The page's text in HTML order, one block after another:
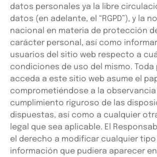
datos personales ya la libre
datos (en adelante, el “RGPD”), y la
nacional en materia de protección
carácter personal, así como
usuarios del sitio web respecto a
condiciones de uso del mismo. Toda
acceda a este sitio web asume el
comprometiéndose a la observancia
cumplimiento riguroso de las
dispuestas, así como a cualquier
legal que sea aplicable. El
el derecho a modificar cualquier tipo
información que pudiera aparecer